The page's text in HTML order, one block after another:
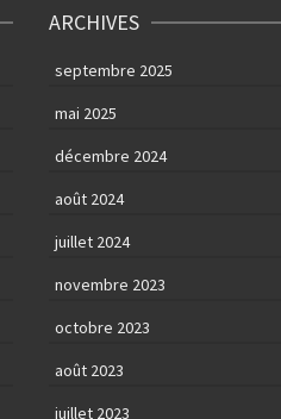
ARCHIVES
septembre 2025
mai 2025
décembre 2024
août 2024
juillet 2024
novembre 2023
octobre 2023
août 2023
juillet 2023